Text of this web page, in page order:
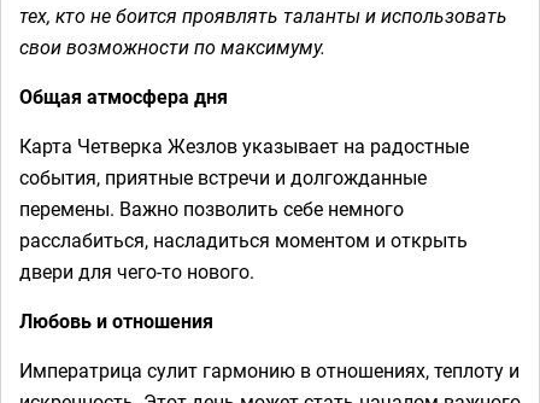
тех, кто не боится проявлять таланты и использовать
свои возможности по максимуму.
Общая атмосфера дня
Карта Четверка Жезлов указывает на радостные
события, приятные встречи и долгожданные
перемены. Важно позволить себе немного
расслабиться, насладиться моментом и открыть
двери для чего-то нового.
Любовь и отношения
Императрица сулит гармонию в отношениях, теплоту и